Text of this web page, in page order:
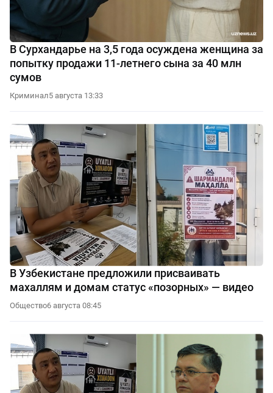
В Сурхандарье на 3,5 года осуждена женщина за
попытку продажи 11-летнего сына за 40 млн
сумов
Криминал5 августа 13:33
В Узбекистане предложили присваивать
махаллям и домам статус «позорных» — видео
Общество6 августа 08:45